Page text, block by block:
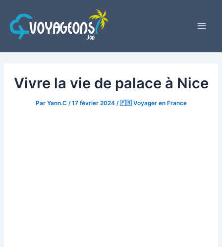
contenu
Vivre la vie de palace à Nice
Par Yann.C /17 février 2024 /🇫🇷 Voyager en France